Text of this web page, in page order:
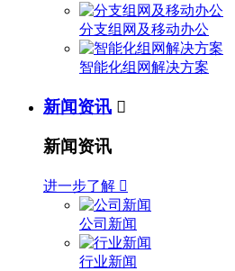
分支组网及移动办公
智能化组网解决方案
新闻资讯 
新闻资讯
进一步了解 
公司新闻
行业新闻